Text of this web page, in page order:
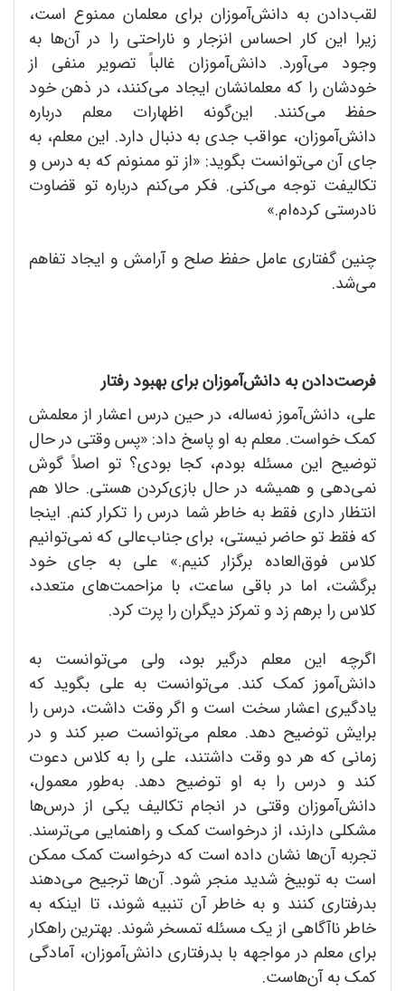
لقب‌دادن به دانش‌آموزان برای معلمان ممنوع است،
زیرا این کار احساس انزجار و ناراحتی را در آن‌ها به
وجود می‌آورد. دانش‌آموزان غالباً تصویر منفی از
خودشان را که معلمانشان ایجاد می‌کنند، در ذهن خود
حفظ می‌کنند. این‌گونه اظهارات معلم درباره
دانش‌آموزان، عواقب جدی به دنبال دارد. این معلم، به
جای آن می‌توانست بگوید: «از تو ممنونم که به درس و
تکالیفت توجه می‌کنی. فکر می‌کنم درباره تو قضاوت
نادرستی کرده‌ام.»
چنین گفتاری عامل حفظ صلح و آرامش و ایجاد تفاهم
می‌شد.
فرصت‌دادن به دانش‌آموزان برای بهبود رفتار
علی، دانش‌آموز نه‌ساله، در حین درس اعشار از معلمش
کمک خواست. معلم به او پاسخ داد: «پس وقتی در حال
توضیح این مسئله بودم، کجا بودی؟ تو اصلاً گوش
نمی‌دهی و همیشه در حال بازی‌کردن هستی. حالا هم
انتظار داری فقط به خاطر شما درس را تکرار کنم. اینجا
که فقط تو حاضر نیستی، برای جناب‌عالی که نمی‌توانیم
کلاس فوق‌العاده برگزار کنیم.» علی به جای خود
برگشت، اما در باقی ساعت، با مزاحمت‌های متعدد،
کلاس را برهم زد و تمرکز دیگران را پرت کرد.
اگرچه این معلم درگیر بود، ولی می‌توانست به
دانش‌آموز کمک کند. می‌توانست به علی بگوید که
یادگیری اعشار سخت است و اگر وقت داشت، درس را
برایش توضیح دهد. معلم می‌توانست صبر کند و در
زمانی که هر دو وقت داشتند، علی را به کلاس دعوت
کند و درس را به او توضیح دهد. به‌طور معمول،
دانش‌آموزان وقتی در انجام تکالیف یکی از درس‌ها
مشکلی دارند، از درخواست کمک و راهنمایی می‌ترسند.
تجربه آن‌ها نشان داده است که درخواست کمک ممکن
است به توبیخ شدید منجر شود. آن‌ها ترجیح می‌دهند
بدرفتاری کنند و به خاطر آن تنبیه شوند، تا اینکه به
خاطر ناآگاهی از یک مسئله تمسخر شوند. بهترین راهکار
برای معلم در مواجهه با بدرفتاری دانش‌آموزان، آمادگی
کمک به آن‌هاست.